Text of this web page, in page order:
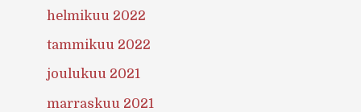
helmikuu 2022
tammikuu 2022
joulukuu 2021
marraskuu 2021